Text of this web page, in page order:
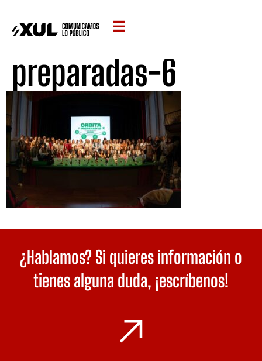
preparadas-6
¿Hablamos? Si quieres información o
tienes alguna duda, ¡escríbenos!